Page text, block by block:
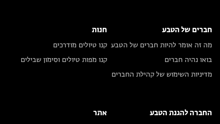
חברים של הטבע
מה זה אומר להיות חברים של הטבע
בואו נהיה חברים
מדיניות השימוש של קהילת החברים
חנות
קנו טיולים מודרכים
קנו מפות טיולים וסימון שבילים
החברה להגנת הטבע אתר